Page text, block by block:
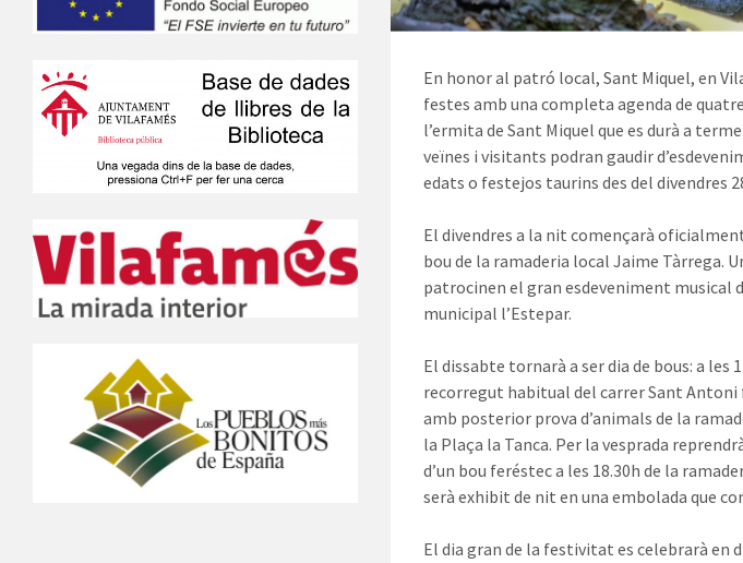
En honor al patró local, Sant Miquel, en
festes amb una completa agenda de
l’ermita de Sant Miquel que es durà a
veïnes i visitants podran gaudir
edats o festejos taurins des del divendres
El divendres a la nit començarà
bou de la ramaderia local Jaime Tàrrega.
patrocinen el gran esdeveniment musical
municipal l’Estepar.
El dissabte tornarà a ser dia de bous: a les
recorregut habitual del carrer Sant
amb posterior prova d’animals de la
la Plaça la Tanca. Per la vesprada
d’un bou feréstec a les 18.30h de la
serà exhibit de nit en una embolada que
El dia gran de la festivitat es celebrarà en